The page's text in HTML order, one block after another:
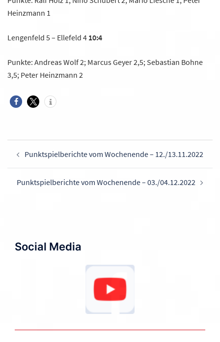
Heinzmann 1
Lengenfeld 5 – Ellefeld 4 10:4
Punkte: Andreas Wolf 2; Marcus Geyer 2,5; Sebastian Bohne
3,5; Peter Heinzmann 2
Punktspielberichte vom Wochenende – 12./13.11.2022
Punktspielberichte vom Wochenende – 03./04.12.2022
Social Media